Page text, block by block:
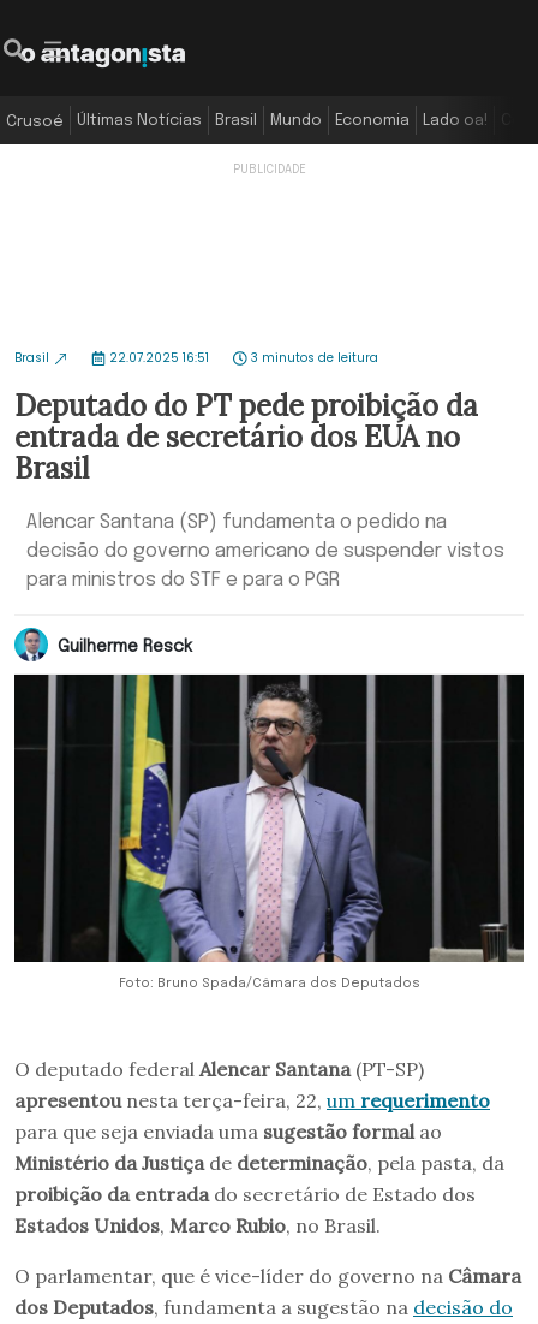
Crusoé Últimas Notícias Brasil Mundo Economia Lado oa!
Brasil 22.07.2025 16:51 3 minutos de leitura
Deputado do PT pede proibição da
entrada de secretário dos EUA no
Brasil
Alencar Santana (SP) fundamenta o pedido na
decisão do governo americano de suspender vistos
para ministros do STF e para o PGR
Guilherme Resck
Foto: Bruno Spada/Câmara dos Deputados
O deputado federal Alencar Santana (PT-SP)
apresentou nesta terça-feira, 22, um requerimento
para que seja enviada uma sugestão formal ao
Ministério da Justiça de determinação, pela pasta, da
proibição da entrada do secretário de Estado dos
Estados Unidos, Marco Rubio, no Brasil.
O parlamentar, que é vice-líder do governo na Câmara
dos Deputados, fundamenta a sugestão na decisão do